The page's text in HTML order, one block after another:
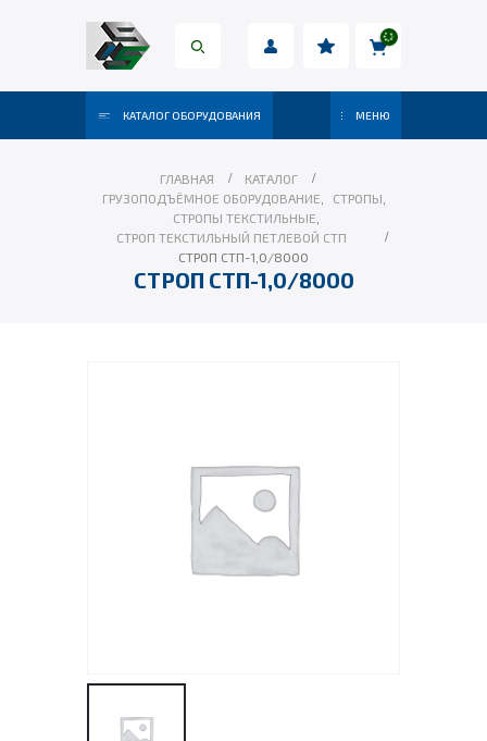
КАТАЛОГ ОБОРУДОВАНИЯ МЕНЮ
ГЛАВНАЯ
КАТАЛОГ
ГРУЗОПОДЪЁМНОЕ ОБОРУДОВАНИЕ
СТРОПЫ
СТРОПЫ ТЕКСТИЛЬНЫЕ
СТРОП ТЕКСТИЛЬНЫЙ ПЕТЛЕВОЙ СТП
СТРОП СТП-1,0/8000
СТРОП СТП-1,0/8000